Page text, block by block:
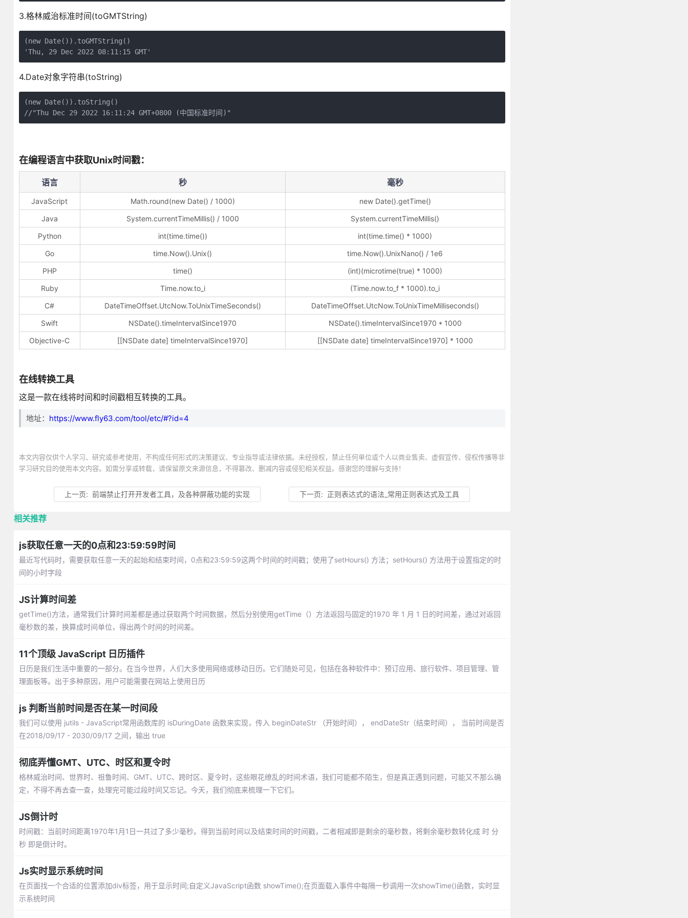
3.格林威治标准时间(toGMTString)
(new Date()).toGMTString()
'Thu, 29 Dec 2022 08:11:15 GMT'
4.Date对象字符串(toString)
(new Date()).toString()
//"Thu Dec 29 2022 16:11:24 GMT+0800 (中国标准时间)"
在编程语言中获取Unix时间戳：
语言 秒 毫秒
JavaScript Math.round(new Date() / 1000)
new Date().getTime()
Java
System.currentTimeMillis() / 1000
System.currentTimeMillis()
Python
int(time.time())
int(time.time() * 1000)
Go
time.Now().Unix()
time.Now().UnixNano() / 1e6
PHP
time()
(int)(microtime(true) * 1000)
Ruby
Time.now.to_i
(Time.now.to_f * 1000).to_i
C#
DateTimeOffset.UtcNow.ToUnixTimeSeconds()
DateTimeOffset.UtcNow.ToUnixTimeMilliseconds()
Swift
NSDate().timeIntervalSince1970
NSDate().timeIntervalSince1970 * 1000
Objective-C
[[NSDate date] timeIntervalSince1970] [[NSDate date] timeIntervalSince1970] * 1000
在线转换工具
这是一款在线将时间和时间戳相互转换的工具。
地址： https://www.fly63.com/tool/etc/#?id=4
本文内容仅供个人学习、研究或参考使用，不构成任何形式的决策建议、专业指导或法律依据。未经授权，禁止任何单位或个人以商业售卖、虚假宣传、侵权传播等非
学习研究目的使用本文内容。如需分享或转载，请保留原文来源信息，不得篡改、删减内容或侵犯相关权益。感谢您的理解与支持！
上一页:前端禁止打开开发者工具，及各种屏蔽功能的实现 下一页: 正则表达式的语法_常用正则表达式及工具
相关推荐
js获取任意一天的0点和23:59:59时间
最近写代码时，需要获取任意一天的起始和结束时间，0点和23:59:59这两个时间的时间戳；使用了setHours() 方法；setHours() 方法用于设置指定的时
间的小时字段
JS计算时间差
getTime()方法，通常我们计算时间差都是通过获取两个时间数据，然后分别使用getTime（）方法返回与固定的1970 年 1 月 1 日的时间差，通过对返回
毫秒数的差，换算成时间单位，得出两个时间的时间差。
11个顶级 JavaScript 日历插件
日历是我们生活中重要的一部分。在当今世界，人们大多使用网络或移动日历。它们随处可见，包括在各种软件中：预订应用、旅行软件、项目管理、管
理面板等。出于多种原因，用户可能需要在网站上使用日历
js 判断当前时间是否在某一时间段
我们可以使用 jutils - JavaScript常用函数库的 isDuringDate 函数来实现，传入 beginDateStr （开始时间）， endDateStr（结束时间）， 当前时间是否
在2018/09/17 - 2030/09/17 之间，输出 true
彻底弄懂GMT、UTC、时区和夏令时
格林威治时间、世界时、祖鲁时间、GMT、UTC、跨时区、夏令时，这些眼花缭乱的时间术语，我们可能都不陌生，但是真正遇到问题，可能又不那么确
定，不得不再去查一查，处理完可能过段时间又忘记。今天，我们彻底来梳理一下它们。
JS倒计时
时间戳：当前时间距离1970年1月1日一共过了多少毫秒。得到当前时间以及结束时间的时间戳，二者相减即是剩余的毫秒数，将剩余毫秒数转化成 时 分
秒 即是倒计时。
Js实时显示系统时间
在页面找一个合适的位置添加div标签，用于显示时间;自定义JavaScript函数 showTime();在页面载入事件中每隔一秒调用一次showTime()函数，实时显
示系统时间